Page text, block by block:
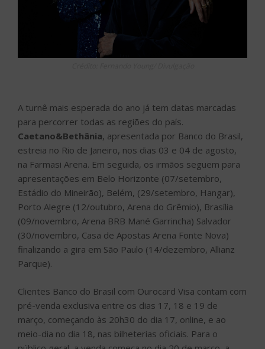
A turnê mais esperada do ano já tem datas marcadas
para percorrer todas as regiões do país.
Caetano&Bethânia, apresentada por Banco do Brasil,
estreia no Rio de Janeiro, nos dias 03 e 04 de agosto,
na Farmasi Arena. Em seguida, os irmãos seguem para
apresentações em Belo Horizonte (07/setembro,
Estádio do Mineirão), Belém, (29/setembro, Hangar),
Porto Alegre (12/outubro, Arena do Grêmio), Brasília
(09/novembro, Arena BRB Mané Garrincha) Salvador
(30/novembro, Casa de Apostas Arena Fonte Nova)
finalizando a gira em São Paulo (14/dezembro, Allianz
Parque).
Clientes Banco do Brasil com Ourocard Visa contam com
pré-venda exclusiva entre os dias 17, 18 e 19 de
março, começando às 20h30 do dia 17, online, e ao
meio-dia no dia 18, nas bilheterias oficiais. Para o